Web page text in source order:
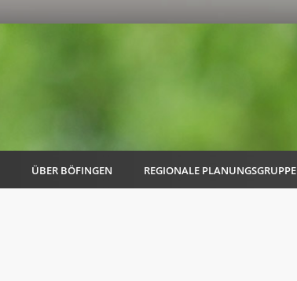
ÜBER BÖFINGEN REGIONALE PLANUNGSGRUPPE